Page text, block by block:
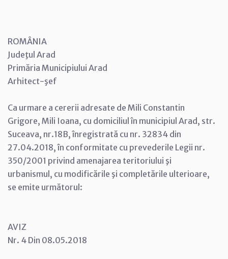
ROMÂNIA
Judeţul Arad
Primăria Municipiului Arad
Arhitect-şef
Ca urmare a cererii adresate de Mili Constantin
Grigore, Mili Ioana, cu domiciliul în municipiul Arad, str.
Suceava, nr.18B, înregistrată cu nr. 32834 din
27.04.2018, în conformitate cu prevederile Legii nr.
350/2001 privind amenajarea teritoriului şi
urbanismul, cu modificările şi completările ulterioare,
se emite următorul:
AVIZ
Nr. 4 Din 08.05.2018